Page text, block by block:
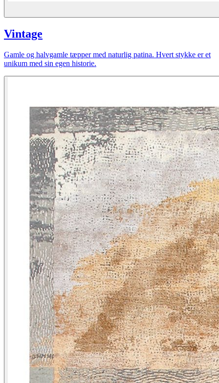
Vintage
Gamle og halvgamle tæpper med naturlig patina. Hvert stykke er et
unikum med sin egen historie.